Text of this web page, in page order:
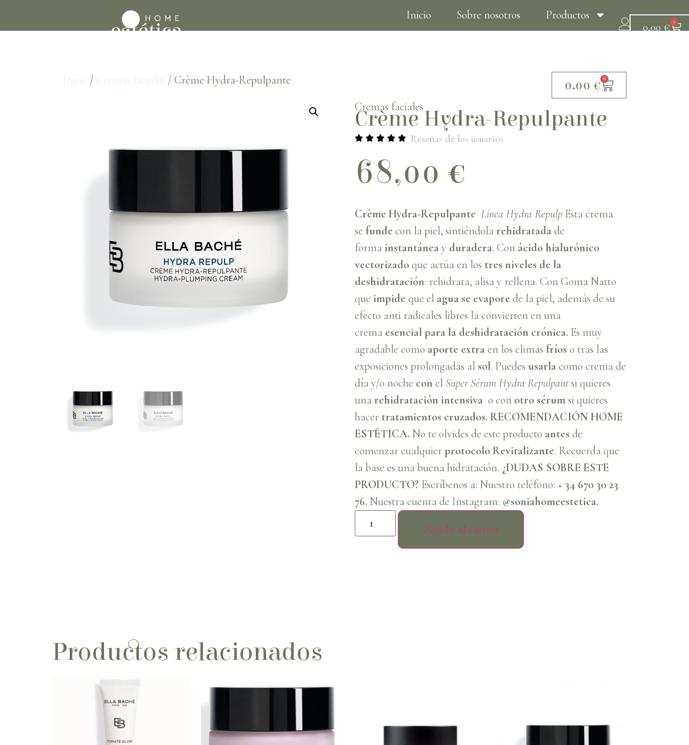
Inicio Sobre nosotros
Productos
0,00 € 0
Inicio / Cremas faciales / Crème Hydra-Repulpante 0,00 € 0
Cremas faciales
Crème Hydra-Repulpante
Reseñas de los usuarios
68,00 €
Crème Hydra-Repulpante Línea Hydra Repulp Esta crema
se funde con la piel, sintiéndolarehidratadade
forma instantáneay duradera. Con ácido hialurónico
vectorizadoque actúa en los tres niveles de la
deshidratación: rehidrata, alisa y rellena. Con Goma Natto
que impide que el agua se evapore de la piel, además de su
efecto anti radicales libres la convierten en una
crema esencial para la deshidratación crónica. Es muy
agradable como aporte extraen los climas fríos o tras las
exposiciones prolongadas al sol. Puedes usarlacomo crema de
día y/o noche con el Super Sérum Hydra Repulpantsi quieres
unarehidratación intensiva o con otro sérumsi quieres
hacer tratamientos cruzados.RECOMENDACIÓN HOME
ESTÉTICA. No te olvides de este producto antes de
comenzar cualquierprotocolo Revitalizante. Recuerda que
la base es una buena hidratación. ¿DUDAS SOBRE ESTE
PRODUCTO? Escríbenos a: Nuestro teléfono: + 34 670 30 23
76. Nuestra cuenta de Instagram: @soniahomeestetica.
Añadir al carrito
Productos relacionados